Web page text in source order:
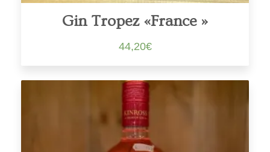
Gin Tropez «France »
44,20€